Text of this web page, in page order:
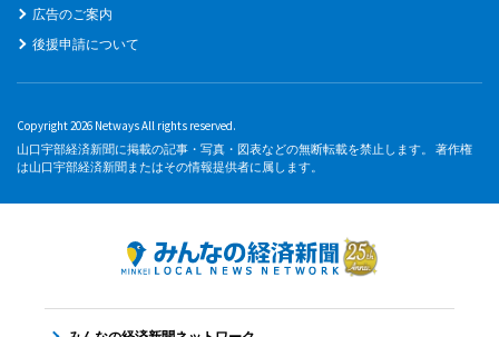
広告のご案内
後援申請について
Copyright 2026 Netways All rights reserved.
山口宇部経済新聞に掲載の記事・写真・図表などの無断転載を禁止します。 著作権
は山口宇部経済新聞またはその情報提供者に属します。